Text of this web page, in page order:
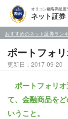
オリコン顧客満足度
ネット証券
おすすめのネット証券ラン
ポートフォ
更新日：2017-09-20
ポートフォリオ
て、金融商品を
いうこと。